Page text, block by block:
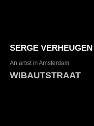
SERGE VERHEUGEN
An artist in Amsterdam
WIBAUTSTRAAT